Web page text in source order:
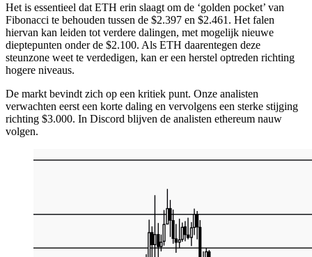
Het is essentieel dat ETH erin slaagt om de ‘golden pocket’ van
Fibonacci te behouden tussen de $2.397 en $2.461. Het falen
hiervan kan leiden tot verdere dalingen, met mogelijk nieuwe
dieptepunten onder de $2.100. Als ETH daarentegen deze
steunzone weet te verdedigen, kan er een herstel optreden richting
hogere niveaus.
De markt bevindt zich op een kritiek punt. Onze analisten
verwachten eerst een korte daling en vervolgens een sterke stijging
richting $3.000. In Discord blijven de analisten ethereum nauw
volgen.